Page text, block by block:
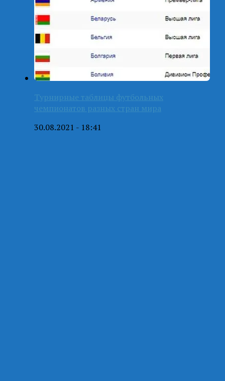
Турнирные таблицы футбольных
чемпионатов разных стран мира
30.08.2021 - 18:41